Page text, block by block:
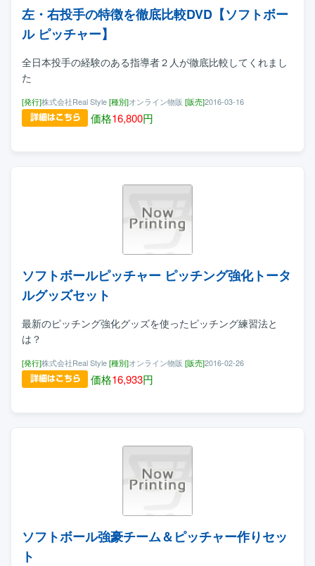
左・右投手の特徴を徹底比較DVD【ソフトボー
ル ピッチャー】
全日本投手の経験のある指導者２人が徹底比較してくれまし
た
[発行]株式会社Real Style[種別]オンライン物販 [販売]2016-03-16
価格16,800円
ソフトボールピッチャー ピッチング強化トータ
ルグッズセット
最新のピッチング強化グッズを使ったピッチング練習法と
は？
[発行]株式会社Real Style[種別]オンライン物販 [販売]2016-02-26
価格16,933円
ソフトボール強豪チーム＆ピッチャー作りセッ
ト